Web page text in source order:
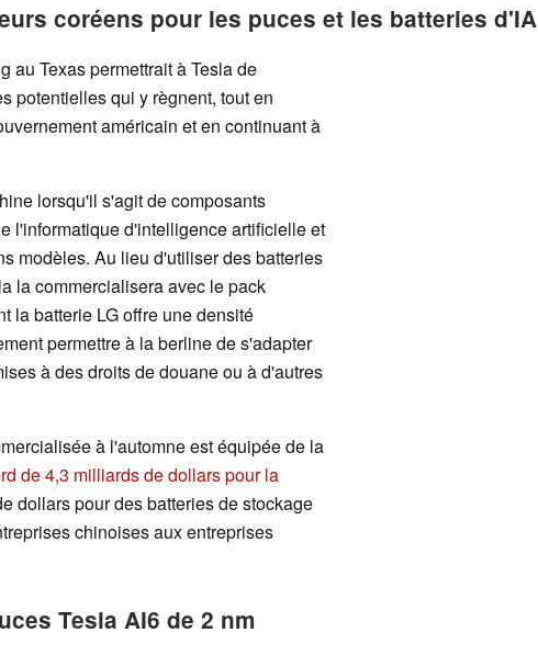
coréens pour les puces et les batteries d'IA
au Texas permettrait à Tesla de
potentielles qui y règnent, tout en
américain et en continuant à
lorsqu'il s'agit de composants
l'informatique d'intelligence artificielle et
modèles. Au lieu d'utiliser des batteries
la commercialisera avec le pack
la batterie LG offre une densité
permettre à la berline de s'adapter
à des droits de douane ou à d'autres
à l'automne est équipée de la
de 4,3 milliards de dollars pour la
dollars pour des batteries de stockage
chinoises aux entreprises
Tesla AI6 de 2 nm